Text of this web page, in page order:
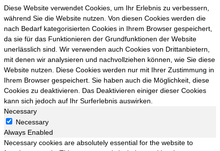
Diese Website verwendet Cookies, um Ihr Erlebnis zu verbessern,
während Sie die Website nutzen. Von diesen Cookies werden die
nach Bedarf kategorisierten Cookies in Ihrem Browser gespeichert,
da sie für das Funktionieren der Grundfunktionen der Website
unerlässlich sind. Wir verwenden auch Cookies von Drittanbietern,
mit denen wir analysieren und nachvollziehen können, wie Sie diese
Website nutzen. Diese Cookies werden nur mit Ihrer Zustimmung in
Ihrem Browser gespeichert. Sie haben auch die Möglichkeit, diese
Cookies zu deaktivieren. Das Deaktivieren einiger dieser Cookies
kann sich jedoch auf Ihr Surferlebnis auswirken.
Necessary
Necessary
Always Enabled
Necessary cookies are absolutely essential for the website to